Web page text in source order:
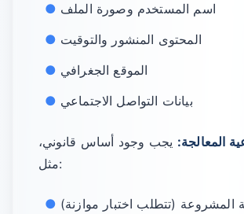
اسم المستخدم وصورة الملف
المحتوى المنشور والتوقيت
الموقع الجغرافي
بيانات التواصل الاجتماعي
المعالجة: يجب وجود أساس قانوني،
مثل:
المشروعة (تتطلب اختبار موازنة)